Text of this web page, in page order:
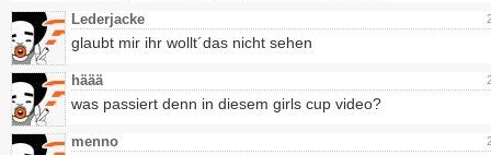
Lederjacke
glaubt mir ihr wollt´das nicht sehen
häää
was passiert denn in diesem girls cup video?
menno